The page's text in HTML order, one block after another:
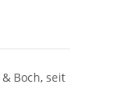
Boch, seit